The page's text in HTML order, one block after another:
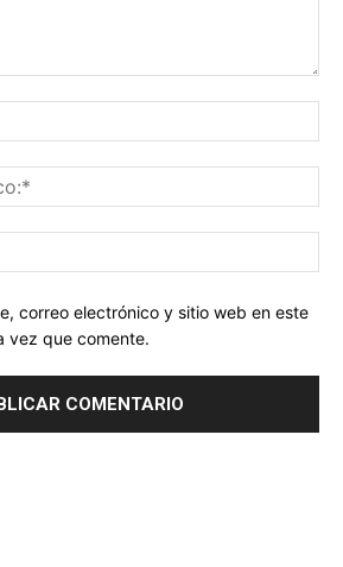
correo electrónico y sitio web en este
vez que comente.